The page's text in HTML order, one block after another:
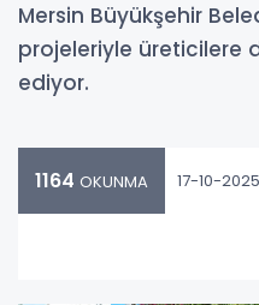
Mersin Büyükşehir
projeleriyle üreticilere
ediyor.
1164 OKUNMA 17-10-